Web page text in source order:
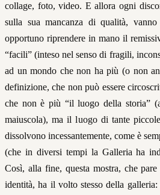
collage, foto, video. E allora ogni
sulla sua mancanza di qualità,
opportuno riprendere in mano il
“facili” (inteso nel senso di fragili,
ad un mondo che non ha più (o non
definizione, che non può essere
che non è più “il luogo della storia”
maiuscola), ma il luogo di tante
dissolvono incessantemente, come è
(che in diversi tempi la Galleria ha
Così, alla fine, questa mostra, che
identità, ha il volto stesso della